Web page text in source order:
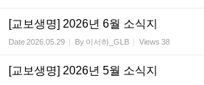
[교보생명] 2026년 6월 소식지
Date2026.05.29 By 이서하_GLB Views 38
[교보생명] 2026년 5월 소식지